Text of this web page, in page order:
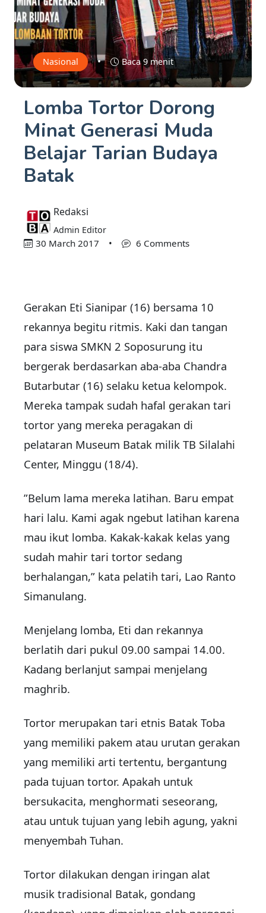
Nasional • Baca 9 menit
Lomba Tortor Dorong
Minat Generasi Muda
Belajar Tarian Budaya
Batak
Redaksi
Admin Editor
30 March 2017 • 6 Comments
Gerakan Eti Sianipar (16) bersama 10
rekannya begitu ritmis. Kaki dan tangan
para siswa SMKN 2 Soposurung itu
bergerak berdasarkan aba-aba Chandra
Butarbutar (16) selaku ketua kelompok.
Mereka tampak sudah hafal gerakan tari
tortor yang mereka peragakan di
pelataran Museum Batak milik TB Silalahi
Center, Minggu (18/4).
”Belum lama mereka latihan. Baru empat
hari lalu. Kami agak ngebut latihan karena
mau ikut lomba. Kakak-kakak kelas yang
sudah mahir tari tortor sedang
berhalangan,” kata pelatih tari, Lao Ranto
Simanulang.
Menjelang lomba, Eti dan rekannya
berlatih dari pukul 09.00 sampai 14.00.
Kadang berlanjut sampai menjelang
maghrib.
Tortor merupakan tari etnis Batak Toba
yang memiliki pakem atau urutan gerakan
yang memiliki arti tertentu, bergantung
pada tujuan tortor. Apakah untuk
bersukacita, menghormati seseorang,
atau untuk tujuan yang lebih agung, yakni
menyembah Tuhan.
Tortor dilakukan dengan iringan alat
musik tradisional Batak, gondang